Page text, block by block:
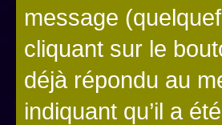
message
cliquant sur le
déjà répondu au
indiquant qu’il a